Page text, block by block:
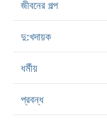
জীবনের গল্প
দু:খদায়ক
ধর্মীয়
প্রবন্ধ